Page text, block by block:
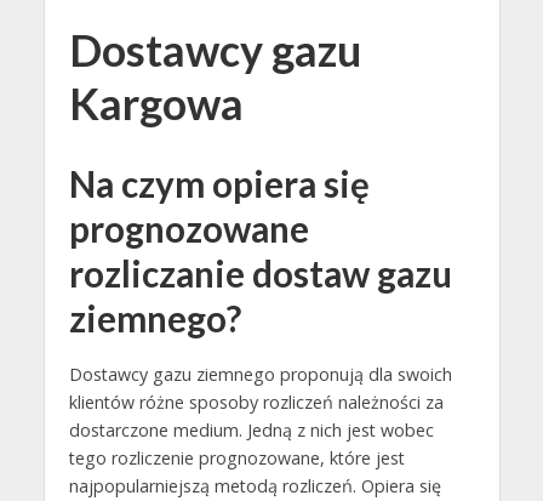
Dostawcy gazu
Kargowa
Na czym opiera się
prognozowane
rozliczanie dostaw gazu
ziemnego?
Dostawcy gazu ziemnego proponują dla swoich
klientów różne sposoby rozliczeń należności za
dostarczone medium. Jedną z nich jest wobec
tego rozliczenie prognozowane, które jest
najpopularniejszą metodą rozliczeń. Opiera się